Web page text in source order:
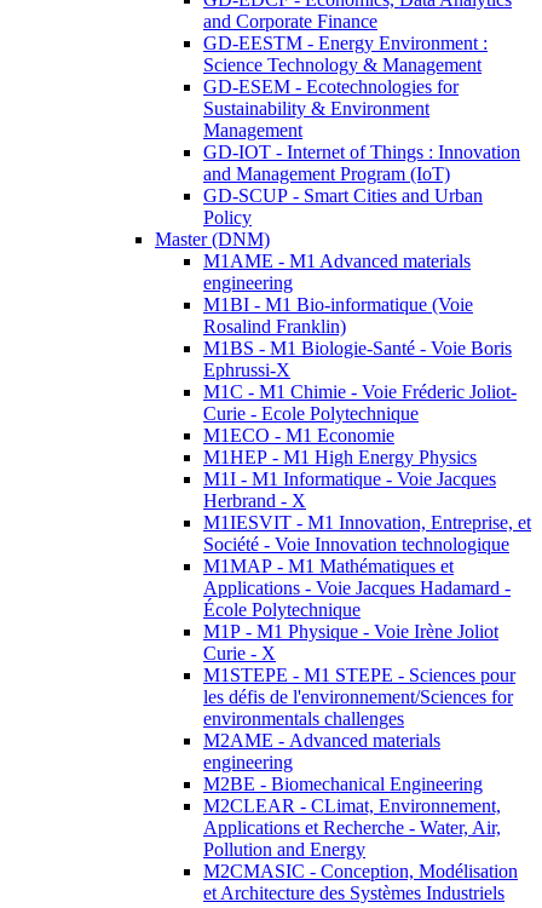
and Corporate Finance
GD-EESTM - Energy Environment :
Science Technology & Management
GD-ESEM - Ecotechnologies for
Sustainability & Environment
Management
GD-IOT - Internet of Things : Innovation
and Management Program (IoT)
GD-SCUP - Smart Cities and Urban
Policy
Master (DNM)
M1AME - M1 Advanced materials
engineering
M1BI - M1 Bio-informatique (Voie
Rosalind Franklin)
M1BS - M1 Biologie-Santé - Voie Boris
Ephrussi-X
M1C - M1 Chimie - Voie Fréderic Joliot-
Curie - Ecole Polytechnique
M1ECO - M1 Economie
M1HEP - M1 High Energy Physics
M1I - M1 Informatique - Voie Jacques
Herbrand - X
M1IESVIT - M1 Innovation, Entreprise, et
Société - Voie Innovation technologique
M1MAP - M1 Mathématiques et
Applications - Voie Jacques Hadamard -
École Polytechnique
M1P - M1 Physique - Voie Irène Joliot
Curie - X
M1STEPE - M1 STEPE - Sciences pour
les défis de l'environnement/Sciences for
environmentals challenges
M2AME - Advanced materials
engineering
M2BE - Biomechanical Engineering
M2CLEAR - CLimat, Environnement,
Applications et Recherche - Water, Air,
Pollution and Energy
M2CMASIC - Conception, Modélisation
et Architecture des Systèmes Industriels